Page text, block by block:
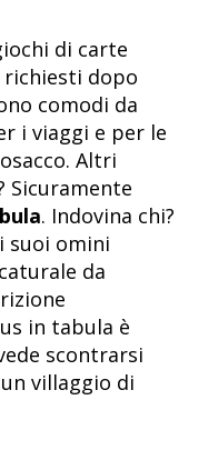
di carte
richiesti dopo
comodi da
i viaggi e per le
Altri
Sicuramente
. Indovina chi?
suoi omini
da
in tabula è
scontrarsi
villaggio di